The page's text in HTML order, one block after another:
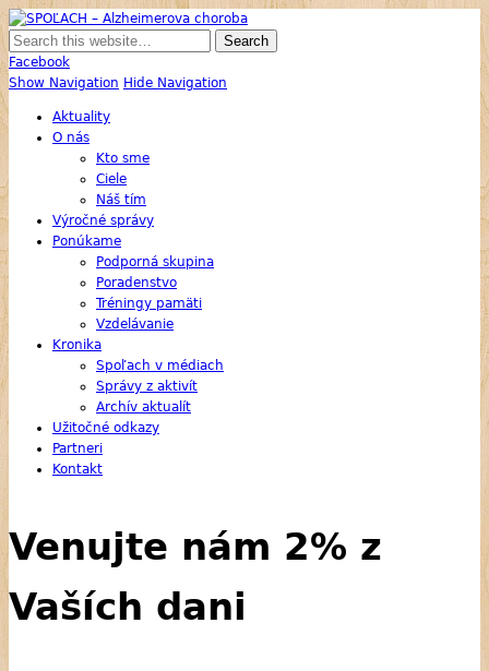
Skupina Príbuzných a Opatrovateľov Ľudí s Alzheimerovou Chorobou
Facebook
Show Navigation Hide Navigation
Aktuality
O nás
Kto sme
Ciele
Náš tím
Výročné správy
Ponúkame
Podporná skupina
Poradenstvo
Tréningy pamäti
Vzdelávanie
Kronika
Spoľach v médiach
Správy z aktivít
Archív aktualít
Užitočné odkazy
Partneri
Kontakt
Venujte nám 2% z
Vaších dani